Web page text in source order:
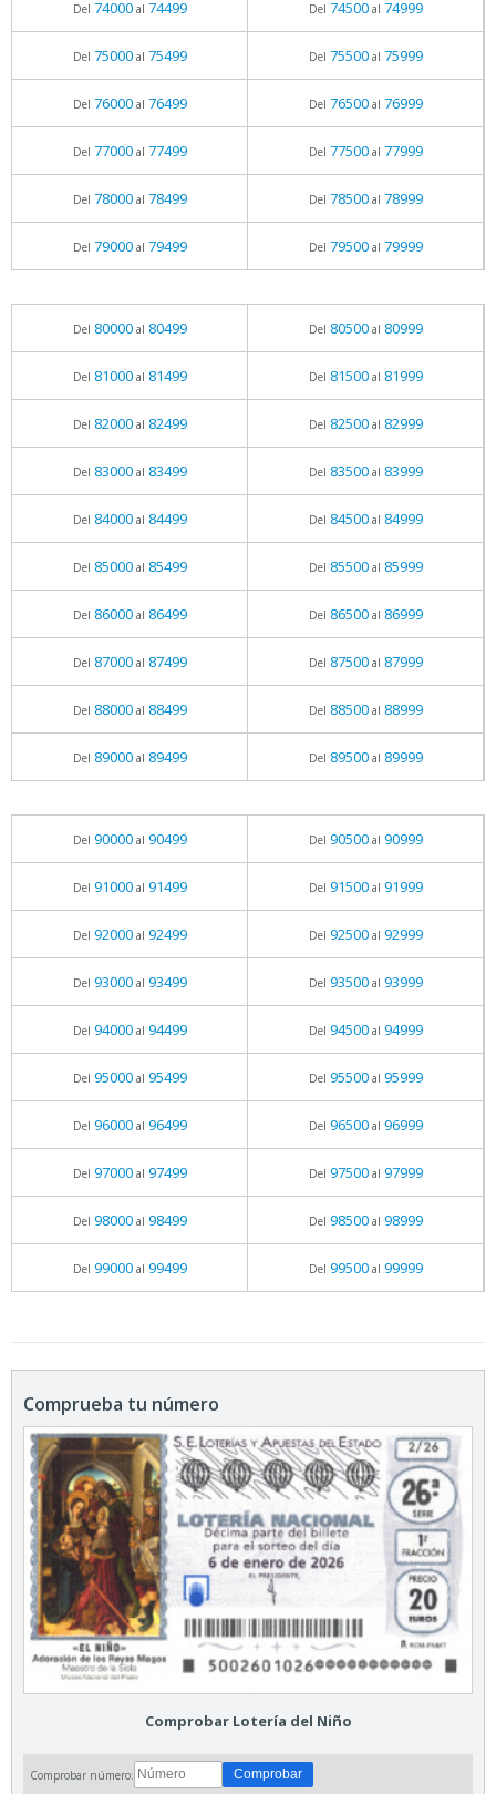
Del 74000al 74499 Del 74500al 74999
Del 75000al 75499 Del 75500al 75999
Del 76000al 76499 Del 76500al 76999
Del 77000al 77499 Del 77500al 77999
Del 78000al 78499 Del 78500al 78999
Del 79000al 79499 Del 79500al 79999
Del 80000al 80499 Del 80500al 80999
Del 81000al 81499 Del 81500al 81999
Del 82000al 82499 Del 82500al 82999
Del 83000al 83499 Del 83500al 83999
Del 84000al 84499 Del 84500al 84999
Del 85000al 85499 Del 85500al 85999
Del 86000al 86499 Del 86500al 86999
Del 87000al 87499 Del 87500al 87999
Del 88000al 88499 Del 88500al 88999
Del 89000al 89499 Del 89500al 89999
Del 90000al 90499 Del 90500al 90999
Del 91000al 91499 Del 91500al 91999
Del 92000al 92499 Del 92500al 92999
Del 93000al 93499 Del 93500al 93999
Del 94000al 94499 Del 94500al 94999
Del 95000al 95499 Del 95500al 95999
Del 96000al 96499 Del 96500al 96999
Del 97000al 97499 Del 97500al 97999
Del 98000al 98499 Del 98500al 98999
Del 99000al 99499 Del 99500al 99999
Comprueba tu número
Comprobar Lotería del Niño
Comprobar número: